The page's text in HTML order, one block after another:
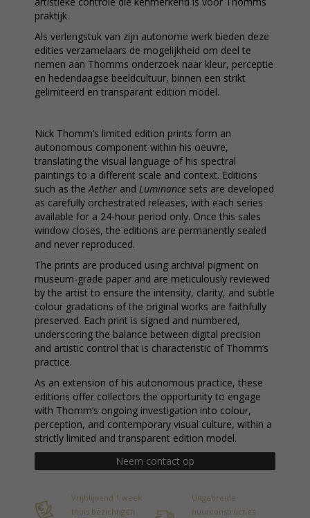
praktijk.
Als verlengstuk van zijn autonome werk bieden deze
edities verzamelaars de mogelijkheid om deel te
nemen aan Thomms onderzoek naar kleur, perceptie
en hedendaagse beeldcultuur, binnen een strikt
gelimiteerd en transparant edition model.
Nick Thomm’s limited edition prints form an
autonomous component within his oeuvre,
translating the visual language of his spectral
paintings to a different scale and context. Editions
such as theAether and Luminance sets are developed
as carefully orchestrated releases, with each series
available for a 24-hour period only. Once this sales
window closes, the editions are permanently sealed
and never reproduced.
The prints are produced using archival pigment on
museum-grade paper and are meticulously reviewed
by the artist to ensure the intensity, clarity, and subtle
colour gradations of the original works are faithfully
preserved. Each print is signed and numbered,
underscoring the balance between digital precision
and artistic control that is characteristic of Thomm’s
practice.
As an extension of his autonomous practice, these
editions offer collectors the opportunity to engage
with Thomm’s ongoing investigation into colour,
perception, and contemporary visual culture, within a
strictly limited and transparent edition model.
Neem contact op
Vrijblijvend 1 week
thuis bezichtigen
Uitgebreide
huurconstructies